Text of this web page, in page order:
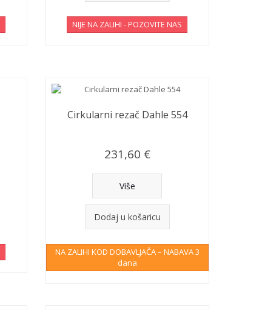
NIJE NA ZALIHI - POZOVITE NAS
Cirkularni rezač Dahle 554
231,60 €
Više
Dodaj u košaricu
NA ZALIHI KOD DOBAVLJAČA – NABAVA 3
dana